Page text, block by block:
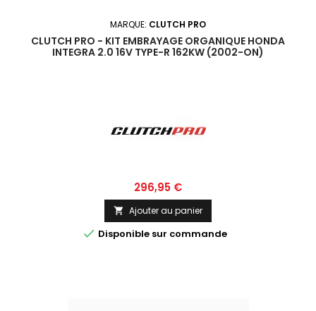
MARQUE: CLUTCH PRO
CLUTCH PRO - KIT EMBRAYAGE ORGANIQUE HONDA
INTEGRA 2.0 16V TYPE-R 162KW (2002-ON)
Prix
296,95 €
 Ajouter au panier
 Disponible sur commande